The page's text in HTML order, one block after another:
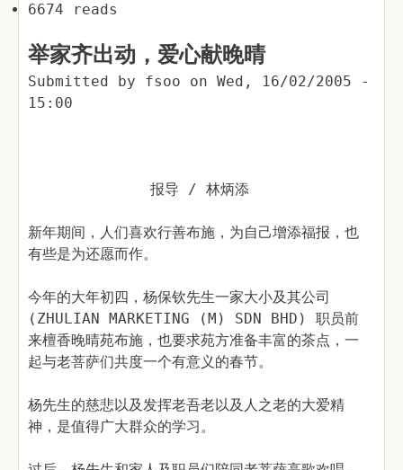
6674 reads
举家齐出动，爱心献晚晴
Submitted by fsoo on Wed, 16/02/2005 -
15:00
报导 / 林炳添
新年期间，人们喜欢行善布施，为自己增添福报，也
有些是为还愿而作。
今年的大年初四，杨保钦先生一家大小及其公司
(ZHULIAN MARKETING (M) SDN BHD) 职员前
来檀香晚晴苑布施，也要求苑方准备丰富的茶点，一
起与老菩萨们共度一个有意义的春节。
杨先生的慈悲以及发挥老吾老以及人之老的大爱精
神，是值得广大群众的学习。